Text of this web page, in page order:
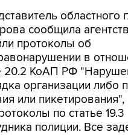
областного
сообщила
протоколы об
в
20.2 КоАП РФ
организации либо
или
по статье
полиции. Все